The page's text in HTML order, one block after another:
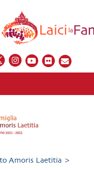
Amoris Laetitia >